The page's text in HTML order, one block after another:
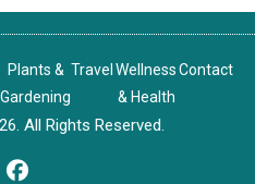
Plants &
Gardening
Travel Wellness
& Health
Contact
All Rights Reserved.